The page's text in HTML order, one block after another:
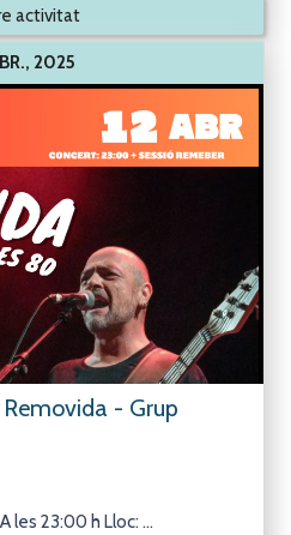
activitat
2025
- Grup
les 23:00 h Lloc: ...